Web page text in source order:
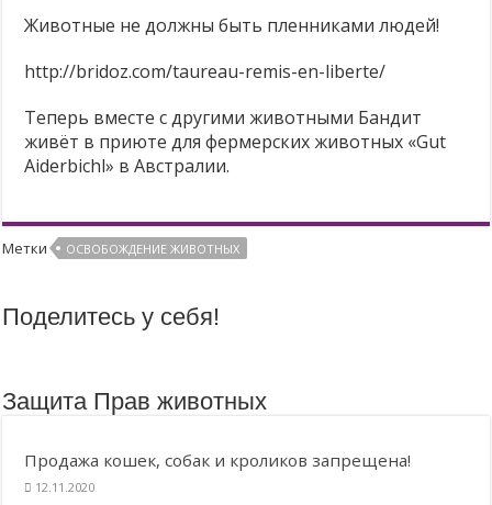
Смотрите:
свободу.
Животные не должны быть пленниками людей!
http://bridoz.com/taureau-remis-en-liberte/
Теперь вместе с другими животными Бандит
живёт в приюте для фермерских животных «Gut
Aiderbichl» в Австралии.
Метки ОСВОБОЖДЕНИЕ ЖИВОТНЫХ
Поделитесь у себя!
Защита Прав животных
Продажа кошек, собак и кроликов запрещена!
12.11.2020